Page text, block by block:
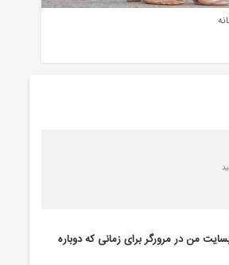
من در مرورگر برای زمانی که دوباره